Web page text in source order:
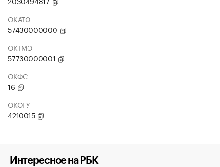
ОКАТО
57430000000
ОКТМО
57730000001
ОКФС
16
ОКОГУ
4210015
Интересное на РБК